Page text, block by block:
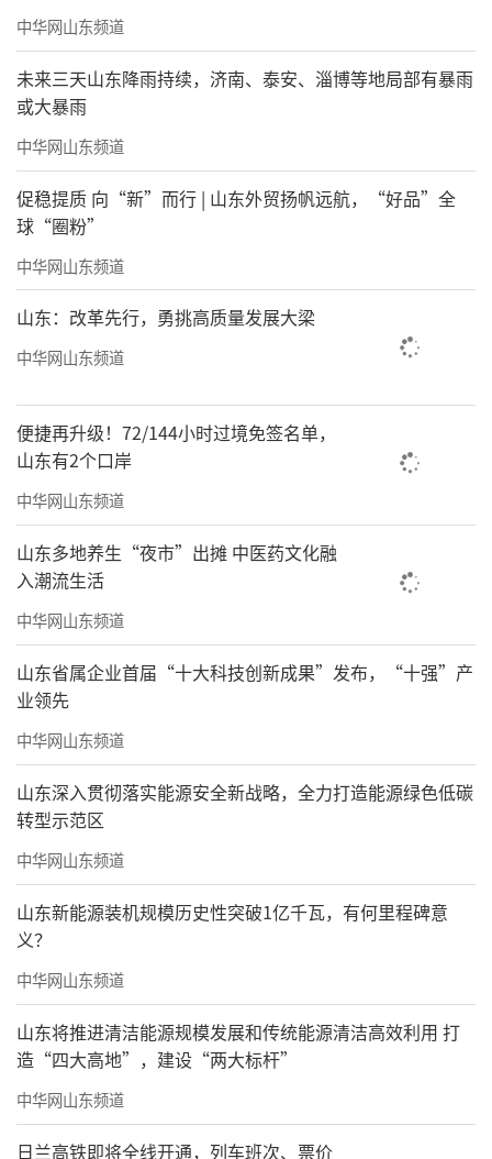
中华网山东频道
未来三天山东降雨持续，济南、泰安、淄博等地局部有暴雨
或大暴雨
中华网山东频道
促稳提质 向“新”而行 | 山东外贸扬帆远航，“好品”全
球“圈粉”
中华网山东频道
山东：改革先行，勇挑高质量发展大梁
中华网山东频道
便捷再升级！72/144小时过境免签名单，
山东有2个口岸
中华网山东频道
山东多地养生“夜市”出摊 中医药文化融
入潮流生活
中华网山东频道
山东省属企业首届“十大科技创新成果”发布，“十强”产
业领先
中华网山东频道
山东深入贯彻落实能源安全新战略，全力打造能源绿色低碳
转型示范区
中华网山东频道
山东新能源装机规模历史性突破1亿千瓦，有何里程碑意
义？
中华网山东频道
山东将推进清洁能源规模发展和传统能源清洁高效利用 打
造“四大高地”，建设“两大标杆”
中华网山东频道
日兰高铁即将全线开通，列车班次、票价